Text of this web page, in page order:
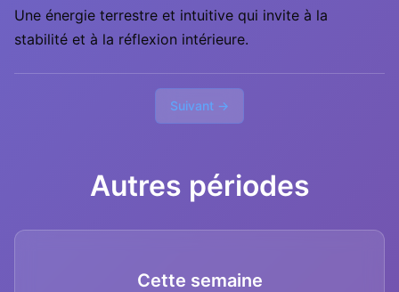
Une énergie terrestre et intuitive qui invite à la
stabilité et à la réflexion intérieure.
Suivant →
Autres périodes
Cette semaine